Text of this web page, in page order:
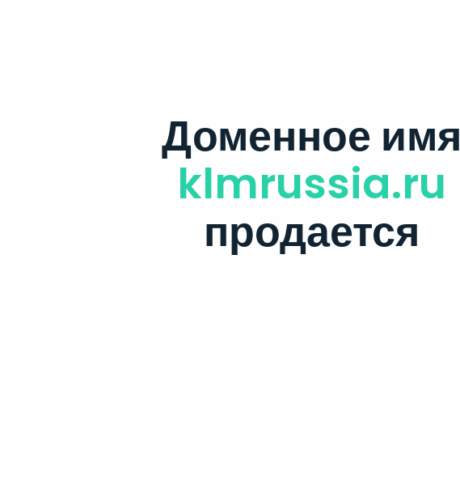
Доменное имя
klmrussia.ru
продается